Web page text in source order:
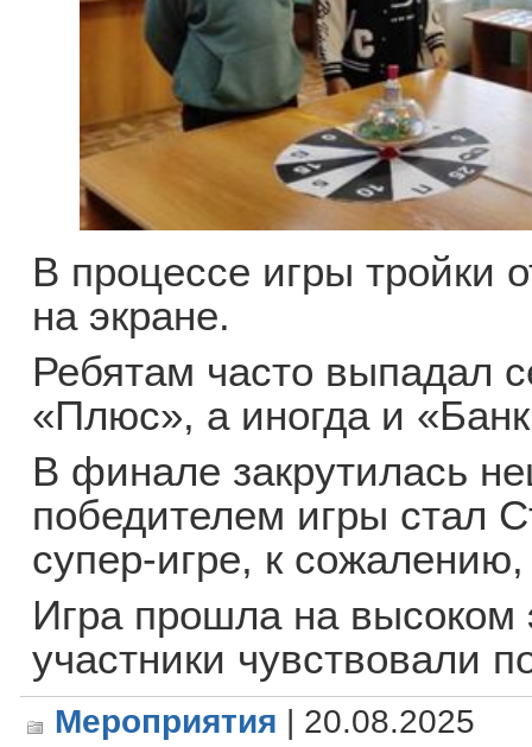
В процессе игры тройки
на экране.
Ребятам часто выпадал
«Плюс», а иногда и
В финале закрутилась
победителем игры стал
супер-игре, к
Игра прошла на
участники чувствовали
Мероприятия | 20.08.2025